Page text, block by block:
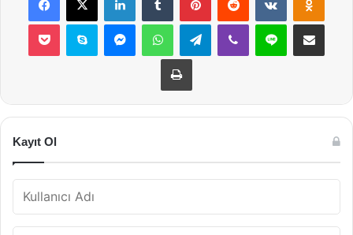
Pocket Skype MessengerWhatsAppTelegramViber Line E-Posta ile
Yazdır
Kayıt Ol